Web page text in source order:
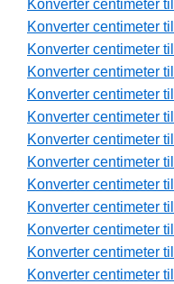
Konverter centimeter
Konverter centimeter
Konverter centimeter
Konverter centimeter
Konverter centimeter
Konverter centimeter
Konverter centimeter
Konverter centimeter til
Konverter centimeter til
Konverter centimeter
Konverter centimeter
Konverter centimeter
Konverter centimeter